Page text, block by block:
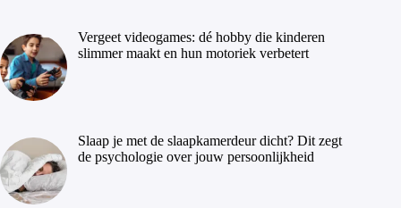
Vergeet videogames: dé hobby die kinderen
slimmer maakt en hun motoriek verbetert
Slaap je met de slaapkamerdeur dicht? Dit zegt
de psychologie over jouw persoonlijkheid